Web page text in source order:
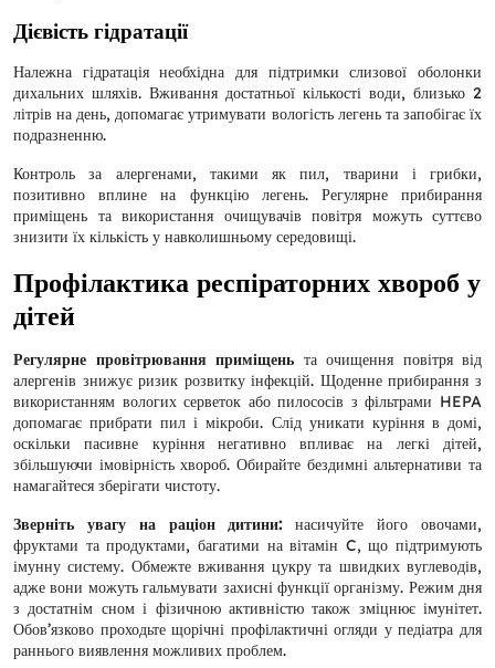
Дієвість гідратації
Належна гідратація необхідна для підтримки слизової оболонки
дихальних шляхів. Вживання достатньої кількості води, близько 2
літрів на день, допомагає утримувати вологість легень та запобігає їх
подразненню.
Контроль за алергенами, такими як пил, тварини і грибки,
позитивно вплине на функцію легень. Регулярне прибирання
приміщень та використання очищувачів повітря можуть суттєво
знизити їх кількість у навколишньому середовищі.
Профілактика респіраторних хвороб у
дітей
Регулярне провітрювання приміщень та очищення повітря від
алергенів знижує ризик розвитку інфекцій. Щоденне прибирання з
використанням вологих серветок або пилососів з фільтрами HEPA
допомагає прибрати пил і мікроби. Слід уникати куріння в домі,
оскільки пасивне куріння негативно впливає на легкі дітей,
збільшуючи імовірність хвороб. Обирайте бездимні альтернативи та
намагайтеся зберігати чистоту.
Зверніть увагу на раціон дитини: насичуйте його овочами,
фруктами та продуктами, багатими на вітамін C, що підтримують
імунну систему. Обмежте вживання цукру та швидких вуглеводів,
адже вони можуть гальмувати захисні функції організму. Режим дня
з достатнім сном і фізичною активністю також зміцнює імунітет.
Обов’язково проходьте щорічні профілактичні огляди у педіатра для
раннього виявлення можливих проблем.